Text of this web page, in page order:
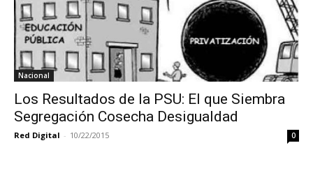
Nacional
Los Resultados de la PSU: El que Siembra
Segregación Cosecha Desigualdad
Red Digital - 10/22/2015 0